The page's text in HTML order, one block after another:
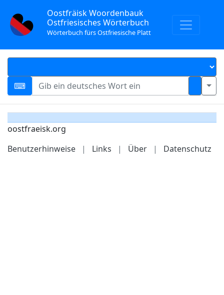
Oostfräisk Woordenbauk
Ostfriesisches Wörterbuch
Wörterbuch fürs Ostfriesische Platt
oostfraeisk.org
Benutzerhinweise
| Links | Über | Datenschutz